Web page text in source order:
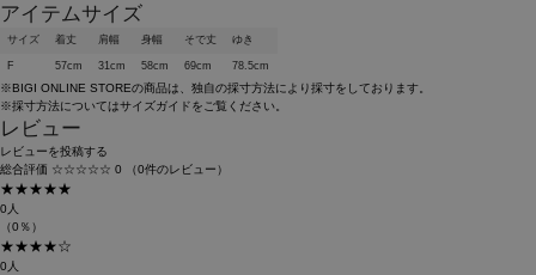
アイテムサイズ
サイズ 着丈 肩幅 身幅 そで丈 ゆき
F 57cm 31cm 58cm 69cm 78.5cm
※BIGI ONLINE STOREの商品は、独自の採寸方法により採寸をしております。
※採寸方法についてはサイズガイドをご覧ください。
レビュー
レビューを投稿する
総合評価 ☆☆☆☆☆ 0 （0件のレビュー）
★★★★★
0人
（0％）
★★★★☆
0人